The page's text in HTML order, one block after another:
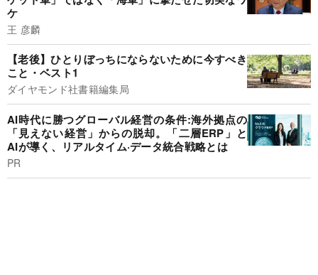
ケ
王 彦麟
【老後】ひとりぼっちにならないために今すべき
こと・ベスト1
ダイヤモンド社書籍編集局
AI時代に勝つグローバル経営の条件:海外拠点の
「見えない経営」からの脱却。「二層ERP」と
AIが導く、リアルタイム·データ統合戦略とは
PR